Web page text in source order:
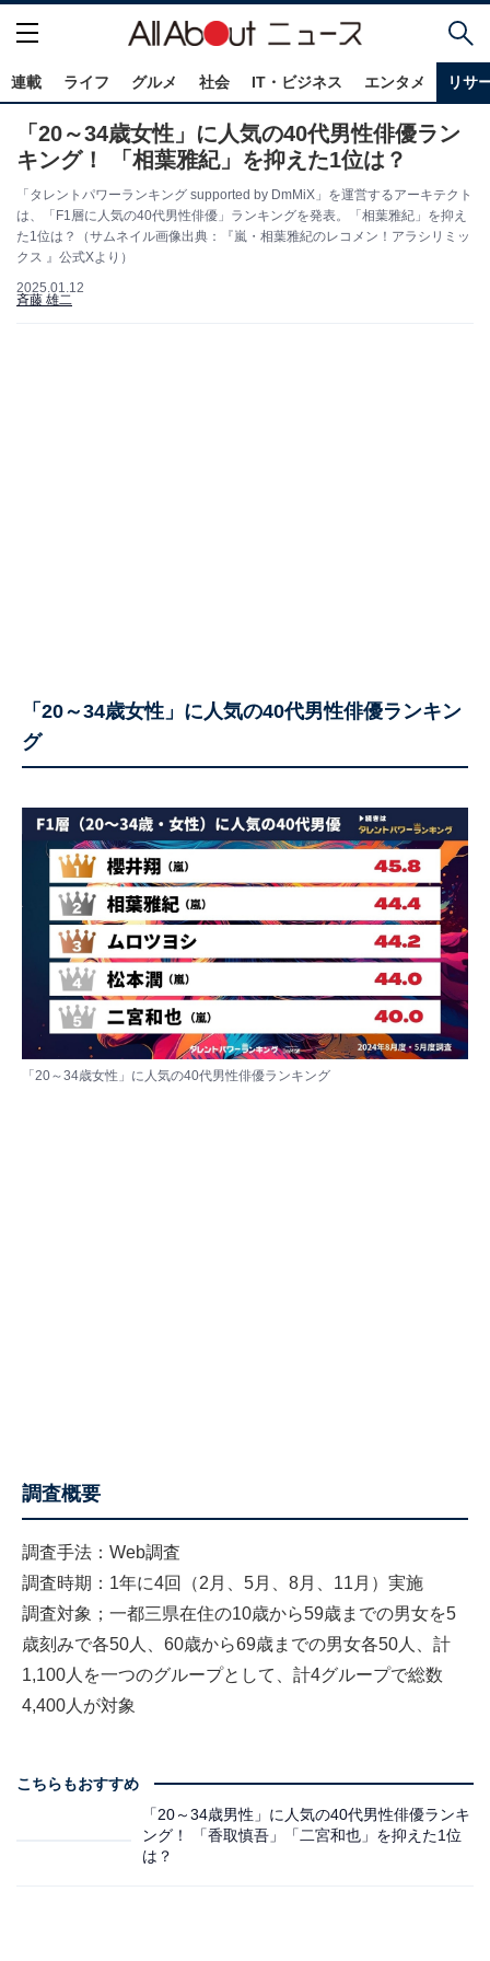
連載 ライフ グルメ 社会 IT・ビジネス エンタメ リサ
「20～34歳女性」に人気の40代男性俳優ラン
キング！ 「相葉雅紀」を抑えた1位は？
「タレントパワーランキング supported by DmMiX」を運営するアーキテクト
は、「F1層に人気の40代男性俳優」ランキングを発表。「相葉雅紀」を抑え
た1位は？（サムネイル画像出典：『嵐・相葉雅紀のレコメン！アラシリミッ
クス 』公式Xより）
2025.01.12
斉藤 雄二
「20～34歳女性」に人気の40代男性俳優ランキン
グ
「20～34歳女性」に人気の40代男性俳優ランキング
調査概要
調査手法：Web調査
調査時期：1年に4回（2月、5月、8月、11月）実施
調査対象；一都三県在住の10歳から59歳までの男女を5
歳刻みで各50人、60歳から69歳までの男女各50人、計
1,100人を一つのグループとして、計4グループで総数
4,400人が対象
こちらもおすすめ
「20～34歳男性」に人気の40代男性俳優ランキ
ング！ 「香取慎吾」「二宮和也」を抑えた1位
は？